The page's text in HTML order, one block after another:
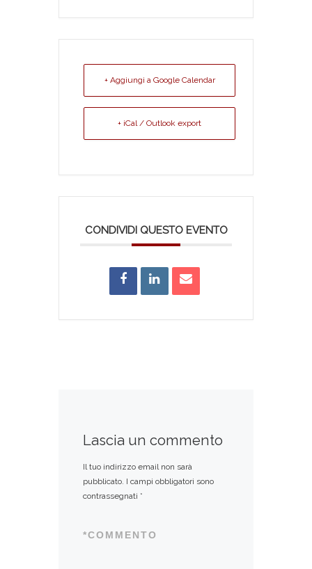
+ Aggiungi a Google Calendar
+ iCal / Outlook export
CONDIVIDI QUESTO EVENTO
Lascia un commento
Il tuo indirizzo email non sarà
pubblicato. I campi obbligatori sono
contrassegnati *
COMMENTO
*